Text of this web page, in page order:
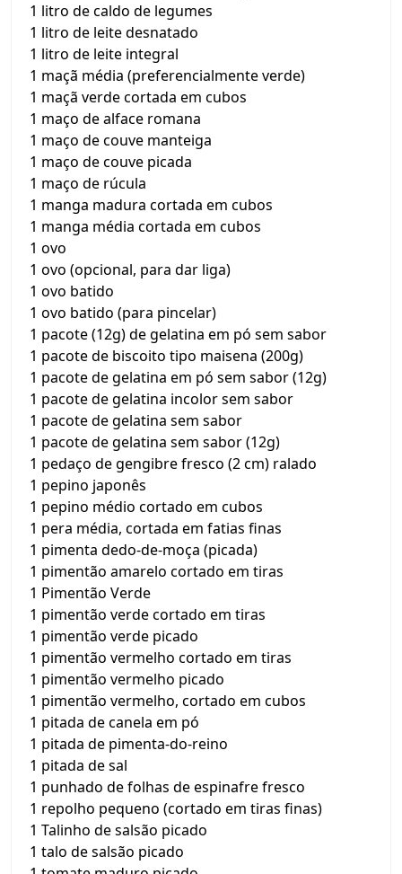
1 litro de caldo de legumes
1 litro de leite desnatado
1 litro de leite integral
1 maçã média (preferencialmente verde)
1 maçã verde cortada em cubos
1 maço de alface romana
1 maço de couve manteiga
1 maço de couve picada
1 maço de rúcula
1 manga madura cortada em cubos
1 manga média cortada em cubos
1 ovo
1 ovo (opcional, para dar liga)
1 ovo batido
1 ovo batido (para pincelar)
1 pacote (12g) de gelatina em pó sem sabor
1 pacote de biscoito tipo maisena (200g)
1 pacote de gelatina em pó sem sabor (12g)
1 pacote de gelatina incolor sem sabor
1 pacote de gelatina sem sabor
1 pacote de gelatina sem sabor (12g)
1 pedaço de gengibre fresco (2 cm) ralado
1 pepino japonês
1 pepino médio cortado em cubos
1 pera média, cortada em fatias finas
1 pimenta dedo-de-moça (picada)
1 pimentão amarelo cortado em tiras
1 Pimentão Verde
1 pimentão verde cortado em tiras
1 pimentão verde picado
1 pimentão vermelho cortado em tiras
1 pimentão vermelho picado
1 pimentão vermelho, cortado em cubos
1 pitada de canela em pó
1 pitada de pimenta-do-reino
1 pitada de sal
1 punhado de folhas de espinafre fresco
1 repolho pequeno (cortado em tiras finas)
1 Talinho de salsão picado
1 talo de salsão picado